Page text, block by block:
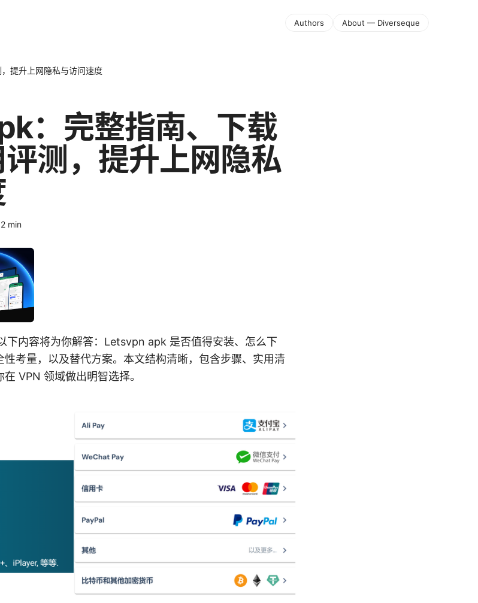
Authors About — Diverseque
提升上网隐私与访问速度
：完整指南、下载
测，提升上网隐私
2 min
下内容将为你解答：Letsvpn apk 是否值得安装、怎么下
考量，以及替代方案。本文结构清晰，包含步骤、实用清
VPN 领域做出明智选择。